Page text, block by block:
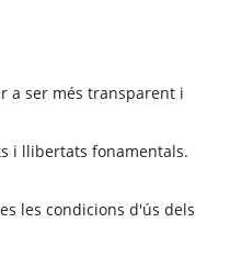
a ser més transparent i
i llibertats fonamentals.
les condicions d'ús dels